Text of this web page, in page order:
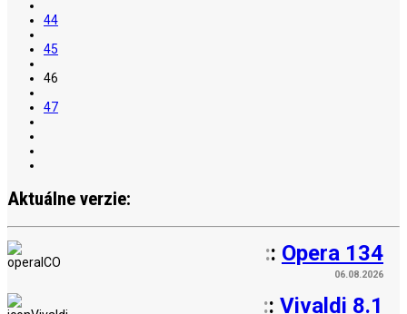
44
45
46
47
Aktuálne verzie:
:: Opera 134
06.08.2026
:: Vivaldi 8.1